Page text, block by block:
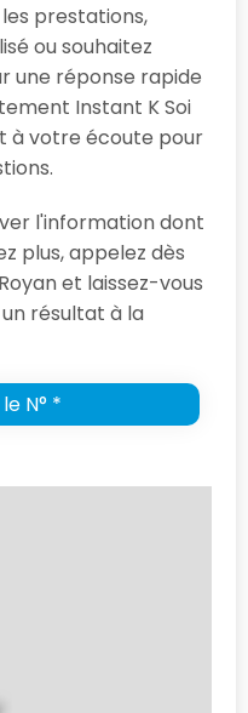
prestations,
ou souhaitez
une réponse rapide
Instant K Soi
à votre écoute pour
l'information dont
plus, appelez dès
et laissez-vous
résultat à la
N° *